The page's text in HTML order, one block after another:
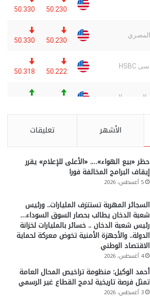
الأشهر تعليقات
حظر «بيع الهواء»…. «الأعلى للإعلام» يقرر
إيقاف البرامج المخالفة فورا
5 أغسطس، 2026
السجائر المهربة تستنزف المليارات.. ورئيس
شعبة الدخان يطالب بحصار السوق السوداء…
رئيس شعبة الدخان .. خسائر بالمليارات لخزانة
الدولة.. والأجهزة الأمنية تخوض معركة لحماية
الاقتصاد الوطني
4 أغسطس، 2026
أحمد الوكيل: منظومة تراخيص المحال العامة
تمثل فرصة تاريخية لدمج القطاع غير الرسمي
3 أغسطس، 2026